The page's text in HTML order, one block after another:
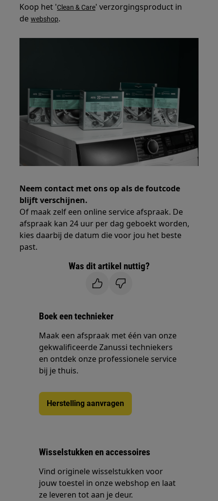
Koop het 'Clean & Care' verzorgingsproduct in
dewebshop.
Neem contact met ons op als de foutcode
blijft verschijnen.
Of maak zelf een online service afspraak. De
afspraak kan 24 uur per dag geboekt worden,
kies daarbij de datum die voor jou het beste
past.
Was dit artikel nuttig?
Boek een technieker
Maak een afspraak met één van onze
gekwalificeerde Zanussi techniekers
en ontdek onze professionele service
bij je thuis.
Herstelling aanvragen
Wisselstukken en accessoires
Vind originele wisselstukken voor
jouw toestel in onze webshop en laat
ze leveren tot aan je deur.